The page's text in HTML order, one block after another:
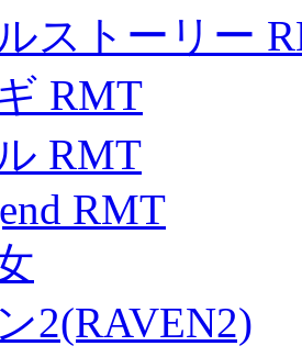
ストーリー
RMT
RMT
RMT
2(RAVEN2)